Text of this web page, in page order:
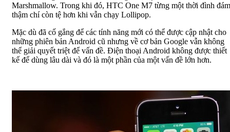
Marshmallow. Trong khi đó, HTC One M7 từng một thời đình đám
thậm chí còn tệ hơn khi vẫn chạy Lollipop.
Mặc dù đã cố gắng để các tính năng mới có thể được cập nhật cho
những phiên bản Android cũ nhưng về cơ bản Google vẫn không
thể giải quyết triệt để vấn đề. Điện thoại Android không được thiết
kế để dùng lâu dài và đó là một phần của một vấn đề lớn hơn.